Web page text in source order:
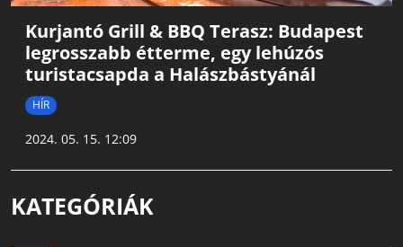
Kurjantó Grill & BBQ Terasz: Budapest
legrosszabb étterme, egy lehúzós
turistacsapda a Halászbástyánál
HÍR
2024. 05. 15. 12:09
KATEGÓRIÁK